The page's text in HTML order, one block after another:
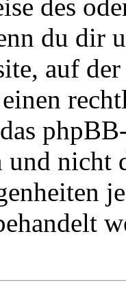
des
du dir
auf
und nicht